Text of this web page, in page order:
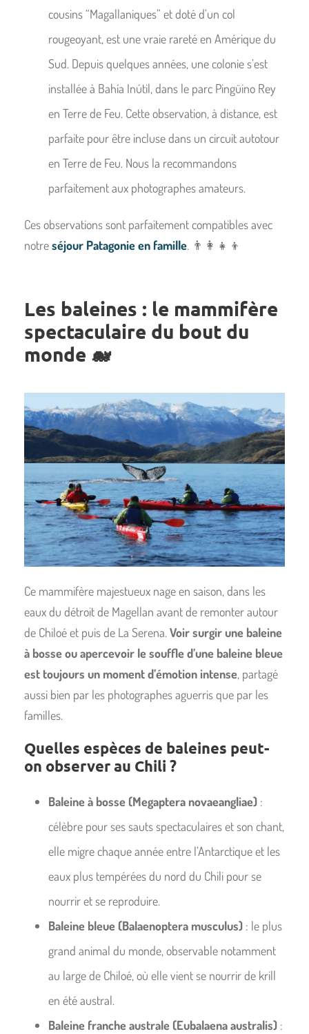
cousins “Magallaniques” et doté d’un col
rougeoyant, est une vraie rareté en Amérique du
Sud. Depuis quelques années, une colonie s’est
installée à Bahía Inútil, dans le parc Pingüino Rey
en Terre de Feu. Cette observation, à distance, est
parfaite pour être incluse dans un circuit autotour
en Terre de Feu. Nous la recommandons
parfaitement aux photographes amateurs.
Ces observations sont parfaitement compatibles avec
notreséjour Patagonie en famille. 👨‍👩‍👧‍👦
Les baleines : le mammifère
spectaculaire du bout du
monde 🐋
Ce mammifère majestueux nage en saison, dans les
eaux du détroit de Magellan avant de remonter autour
de Chiloé et puis de La Serena.Voir surgir une baleine
à bosse ou apercevoir le souffle d’une baleine bleue
est toujours un moment d’émotion intense, partagé
aussi bien par les photographes aguerris que par les
familles.
Quelles espèces de baleines peut-
on observer au Chili ?
Baleine à bosse (Megaptera novaeangliae) :
célèbre pour ses sauts spectaculaires et son chant,
elle migre chaque année entre l’Antarctique et les
eaux plus tempérées du nord du Chili pour se
nourrir et se reproduire.
Baleine bleue (Balaenoptera musculus) : le plus
grand animal du monde, observable notamment
au large de Chiloé, où elle vient se nourrir de krill
en été austral.
Baleine franche australe (Eubalaena australis) :